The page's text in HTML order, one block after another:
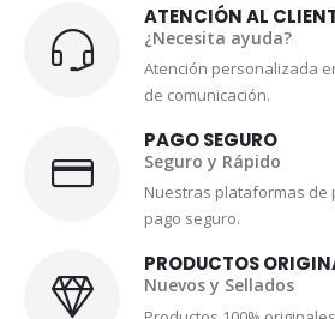
ATENCIÓN AL
¿Necesita ayuda?
Atención personalizada
de comunicación.
PAGO SEGURO
Seguro y Rápido
Nuestras plataformas de
pago seguro.
PRODUCTOS
Nuevos y Sellados